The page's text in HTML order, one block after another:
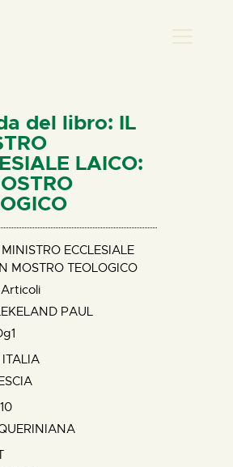
del libro: IL
LAICO:
ECCLESIALE
MOSTRO TEOLOGICO
Articoli
PAUL
ITALIA